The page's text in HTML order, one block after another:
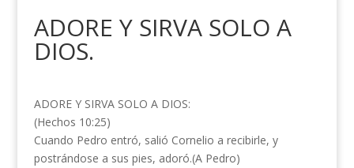
ADORE Y SIRVA SOLO A
DIOS.
ADORE Y SIRVA SOLO A DIOS:
(Hechos 10:25)
Cuando Pedro entró, salió Cornelio a recibirle, y
postrándose a sus pies, adoró.(A Pedro)